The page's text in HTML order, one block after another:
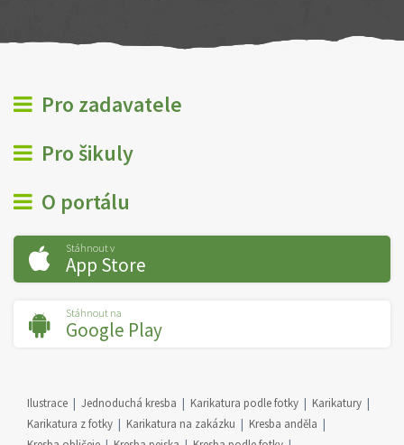
Pro zadavatele
Pro šikuly
O portálu
Stáhnout v
App Store
Stáhnout na
Google Play
Ilustrace Jednoduchá kresba Karikatura podle fotky
Karikatury
Karikatura z fotky
Karikatura na zakázku
Kresba anděla